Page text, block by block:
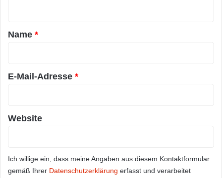
a
r
*
Name *
E-Mail-Adresse *
Website
Ich willige ein, dass meine Angaben aus diesem Kontaktformular
gemäß Ihrer Datenschutzerklärung erfasst und verarbeitet